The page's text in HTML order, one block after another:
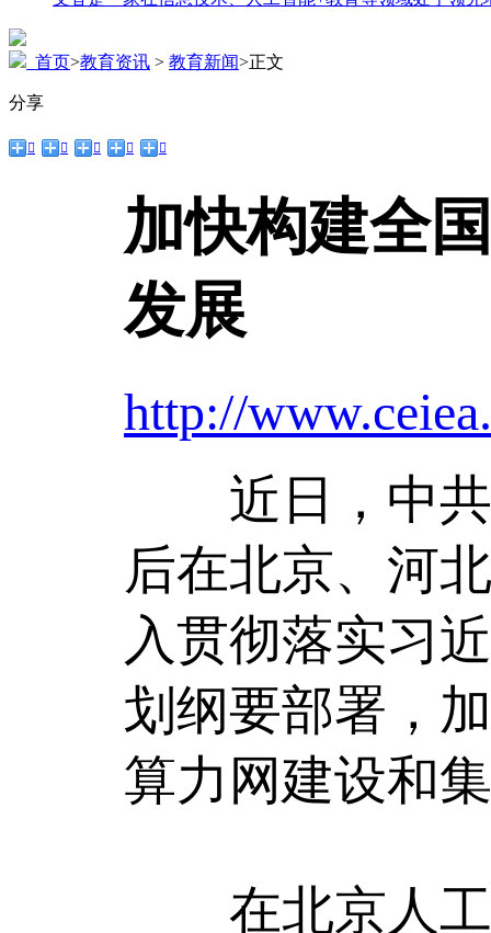
首页>教育资讯 > 教育新闻>正文
分享
    
加快构建全
发展
http://
近日，中共
后在北京、河
入贯彻落实习
划纲要部署，
算力网建设和
在北京人工